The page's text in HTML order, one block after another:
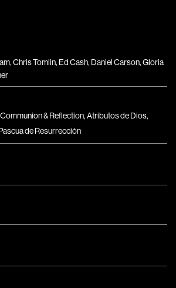
Chris Tomlin, Ed Cash, Daniel Carson, Gloria
Communion & Reflection,Atributos de Dios,
de Resurrección